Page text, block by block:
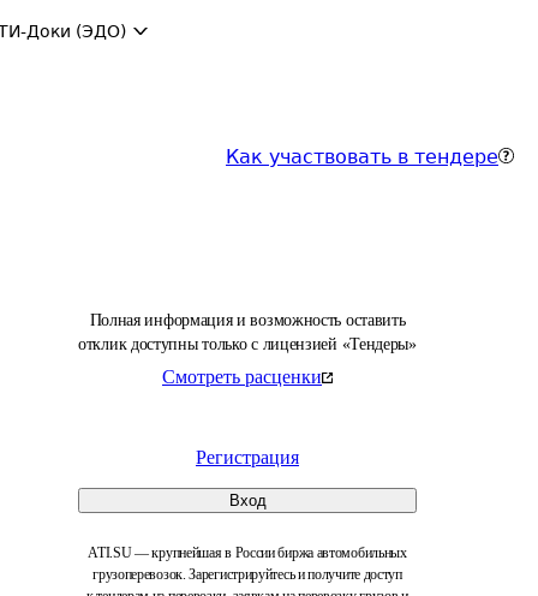
Доки (ЭДО)
Как участвовать в тендере
Полная информация и возможность оставить
отклик доступны только с лицензией «Тендеры»
Смотреть расценки
Регистрация
Вход
ATI.SU — крупнейшая в России биржа автомобильных
грузоперевозок. Зарегистрируйтесь и получите доступ